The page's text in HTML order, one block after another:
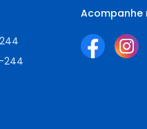
244
Acompanhe